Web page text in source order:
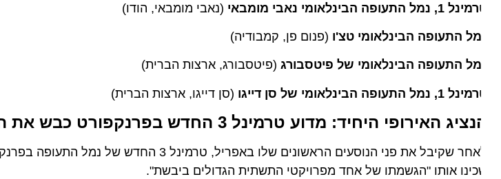
נמל התעופה הבינלאומי נאבי מומבאי (נאבי מומבאי, הודו)
התעופה הבינלאומי טצ'ו(פנום פן, קמבודיה)
התעופה הבינלאומי של פיטסבורג(פיטסבורג, ארצות הברית)
נמל התעופה הבינלאומי של סן דייגו (סן דייגו, ארצות הברית)
האירופי היחיד: מדוע טרמינל 3 החדש בפרנקפורט כבש את הרשימה?
לאחר שקיבל את פני הנוסעים הראשונים שלו באפריל,
אותו "הגשמתו של אחד מפרויקטי התשתית הגדולים ביבשת".